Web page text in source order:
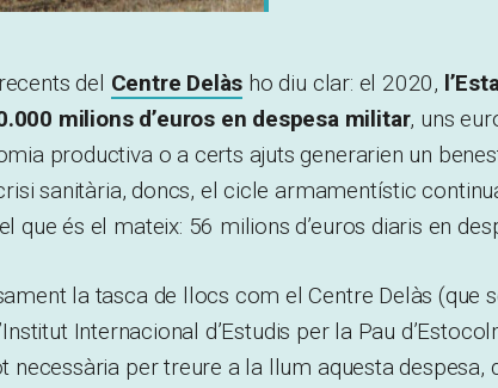
del Centre Delàs ho diu clar: el 2020,
milions d’euros en despesa militar, uns
productiva o a certs ajuts generarien un
sanitària, doncs, el cicle armamentístic
que és el mateix: 56 milions d’euros diaris en
la tasca de llocs com el Centre Delàs (que
Internacional d’Estudis per la Pau
necessària per treure a la llum aquesta despesa,